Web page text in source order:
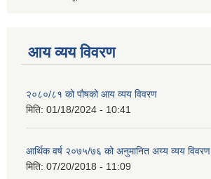
आय व्यय विवरण
२०८०/८१ को पौषको आय व्यय विवरण
मिति: 01/18/2024 - 10:41
आर्थिक वर्ष २०७५/७६ को अनुमानित अय्य व्यय विवरण
मिति: 07/20/2018 - 11:09